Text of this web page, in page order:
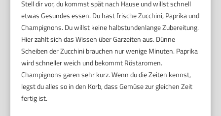
Stell dir vor, du kommst spät nach Hause und willst schnell
etwas Gesundes essen. Du hast frische Zucchini, Paprika und
Champignons. Du willst keine halbstundenlange Zubereitung.
Hier zahlt sich das Wissen über Garzeiten aus. Dünne
Scheiben der Zucchini brauchen nur wenige Minuten. Paprika
wird schneller weich und bekommt Röstaromen.
Champignons garen sehr kurz. Wenn du die Zeiten kennst,
legst du alles so in den Korb, dass Gemüse zur gleichen Zeit
fertig ist.